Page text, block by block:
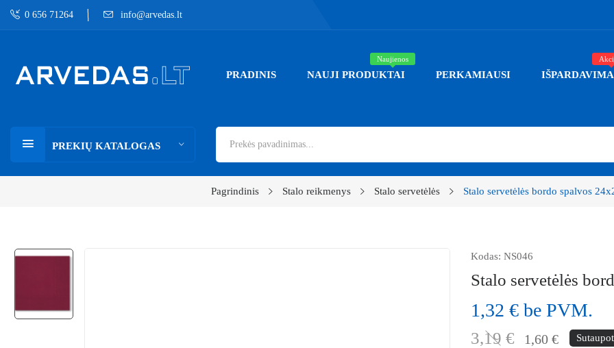
0 656 71264 info@arvedas.lt
PRADINIS NAUJI PRODUKTAI
Naujienos
PERKAMIAUSI
PREKIŲ KATALOGAS
Pagrindinis Stalo reikmenys Stalo servetėlės Stalo servetėlės bordo spalvos
Kodas: NS046
Stalo servetėlės
1,32 € be PVM.
3,19 € 1,60 €